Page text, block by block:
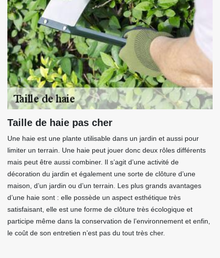
Taille de haie pas cher
Une haie est une plante utilisable dans un jardin et aussi pour
limiter un terrain. Une haie peut jouer donc deux rôles différents
mais peut être aussi combiner. Il s’agit d’une activité de
décoration du jardin et également une sorte de clôture d’une
maison, d’un jardin ou d’un terrain. Les plus grands avantages
d’une haie sont : elle possède un aspect esthétique très
satisfaisant, elle est une forme de clôture très écologique et
participe même dans la conservation de l’environnement et enfin,
le coût de son entretien n’est pas du tout très cher.